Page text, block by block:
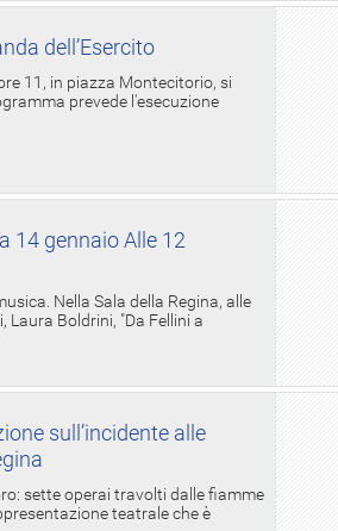
dell’Esercito
11, in piazza Montecitorio, si
prevede l'esecuzione
14 gennaio Alle 12
Nella Sala della Regina, alle
Boldrini, "Da Fellini a
sull’incidente alle
sette operai travolti dalle fiamme
teatrale che è